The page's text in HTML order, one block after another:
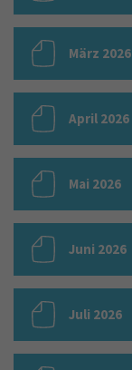
März 2026
April 2026
Mai 2026
Juni 2026
Juli 2026